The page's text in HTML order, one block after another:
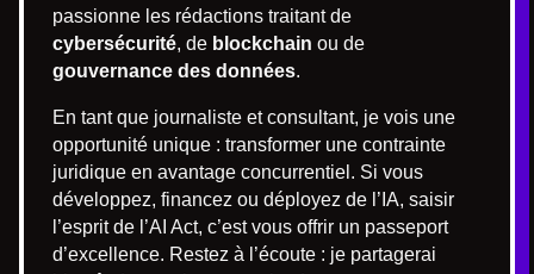
passionne les rédactions traitant de
cybersécurité, de blockchain ou de
gouvernance des données.
En tant que journaliste et consultant, je vois une
opportunité unique : transformer une contrainte
juridique en avantage concurrentiel. Si vous
développez, financez ou déployez de l’IA, saisir
l’esprit de l’AI Act, c’est vous offrir un passeport
d’excellence. Restez à l’écoute : je partagerai